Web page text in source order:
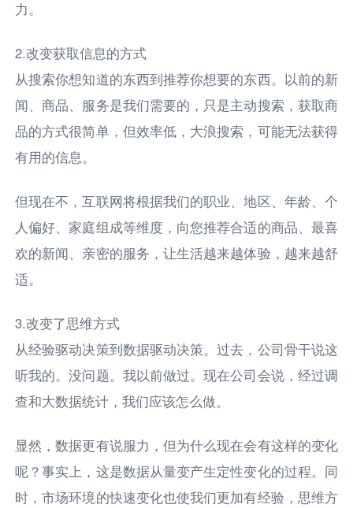
力。
2.改变获取信息的方式
从搜索你想知道的东西到推荐你想要的东西。以前的新
闻、商品、服务是我们需要的，只是主动搜索，获取商
品的方式很简单，但效率低，大浪搜索，可能无法获得
有用的信息。
但现在不，互联网将根据我们的职业、地区、年龄、个
人偏好、家庭组成等维度，向您推荐合适的商品、最喜
欢的新闻、亲密的服务，让生活越来越体验，越来越舒
适。
3.改变了思维方式
从经验驱动决策到数据驱动决策。过去，公司骨干说这
听我的。没问题。我以前做过。现在公司会说，经过调
查和大数据统计，我们应该怎么做。
显然，数据更有说服力，但为什么现在会有这样的变化
呢？事实上，这是数据从量变产生定性变化的过程。同
时，市场环境的快速变化也使我们更加有经验，思维方